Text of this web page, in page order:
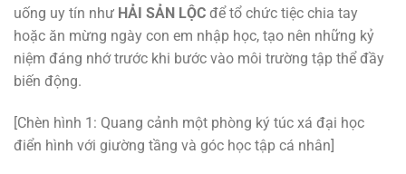
uống uy tín như HẢI SẢN LỘC để tổ chức tiệc chia tay
hoặc ăn mừng ngày con em nhập học, tạo nên những kỷ
niệm đáng nhớ trước khi bước vào môi trường tập thể đầy
biến động.
[Chèn hình 1: Quang cảnh một phòng ký túc xá đại học
điển hình với giường tầng và góc học tập cá nhân]